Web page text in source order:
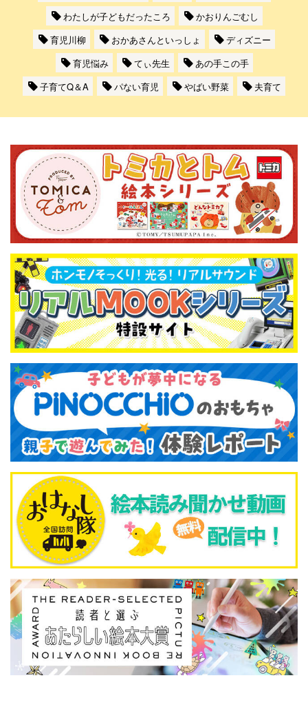
わたしが子どもだったころ
かおりんごむし
育児川柳
おかあさんといっしょ
ディズニー
育児悩み
てぃ先生
あの手この手
子育てQ＆A
パない育児 やばい野菜 夫育て